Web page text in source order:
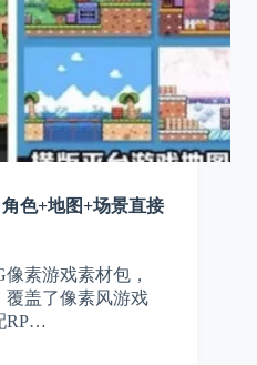
色+地图+场景直接
素游戏素材包，
覆盖了像素风游戏
RP…